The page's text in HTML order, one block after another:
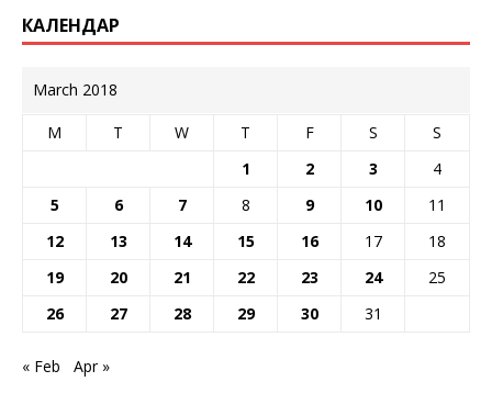
КАЛЕНДАР
March 2018
M T W T F S
S
1
2 3
4
5
6 7 8 9 10
11
12
13 14 15 16 17
18
19
20 21 22 23 24
25
26
27 28 29 30 31
« Feb Apr »